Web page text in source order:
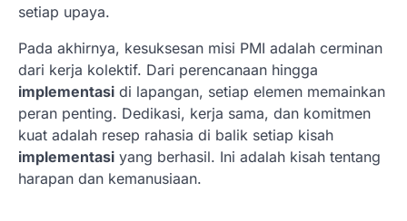
setiap upaya.
Pada akhirnya, kesuksesan misi PMI adalah cerminan
dari kerja kolektif. Dari perencanaan hingga
implementasi di lapangan, setiap elemen memainkan
peran penting. Dedikasi, kerja sama, dan komitmen
kuat adalah resep rahasia di balik setiap kisah
implementasi yang berhasil. Ini adalah kisah tentang
harapan dan kemanusiaan.